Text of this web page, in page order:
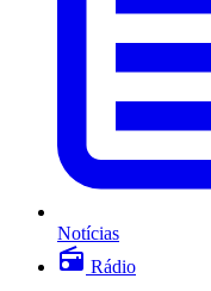
Notícias
Rádio